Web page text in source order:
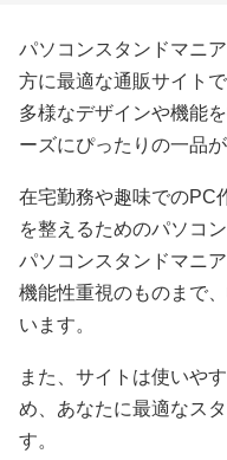
パソコンスタンドマニ
方に最適な通販サイトで
多様なデザインや機能
ーズにぴったりの一品
在宅勤務や趣味でのPC
を整えるためのパソコ
パソコンスタンドマニ
機能性重視のものまで
います。
また、サイトは使いや
め、あなたに最適なス
す。